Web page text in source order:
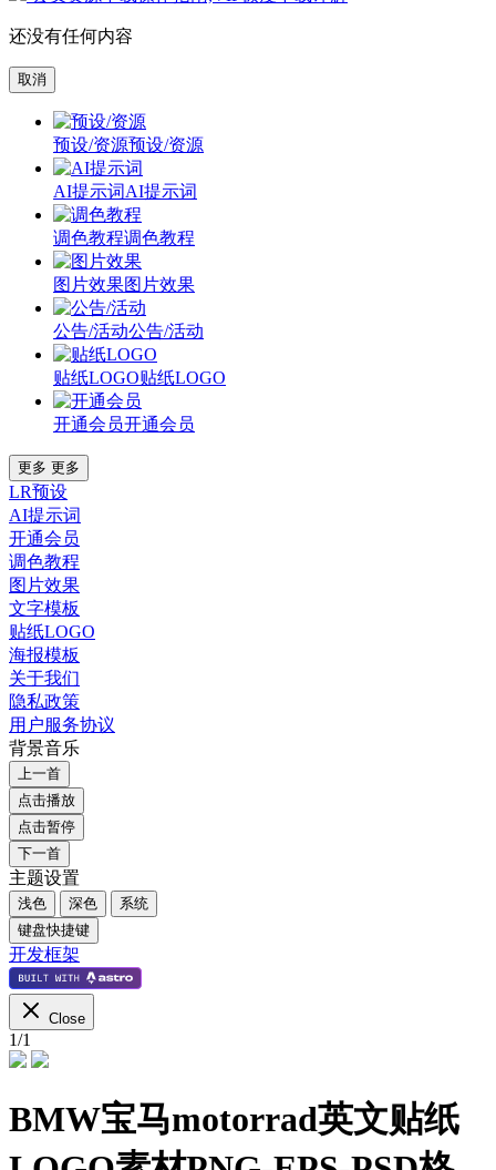
还没有任何内容
取消
预设/资源预设/资源
AI提示词AI提示词
调色教程调色教程
图片效果图片效果
公告/活动公告/活动
贴纸LOGO贴纸LOGO
开通会员开通会员
更多 更多
LR预设
AI提示词
开通会员
调色教程
图片效果
文字模板
贴纸LOGO
海报模板
关于我们
隐私政策
用户服务协议
背景音乐
上一首
点击播放
点击暂停
下一首
主题设置
浅色 深色
系统
键盘快捷键
开发框架
Close
1/1
BMW宝马motorrad英文贴纸